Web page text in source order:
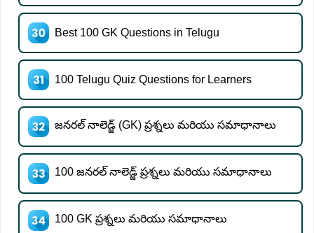
Best 100 GK Questions in Telugu
100 Telugu Quiz Questions for Learners
జనరల్ నాలెడ్జ్ (GK) ప్రశ్నలు మరియు సమాధానాలు
100 జనరల్ నాలెడ్జ్ ప్రశ్నలు మరియు సమాధానాలు
100 GK ప్రశ్నలు మరియు సమాధానాలు